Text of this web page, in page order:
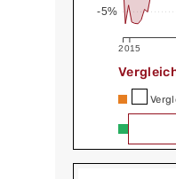
2015
-5%